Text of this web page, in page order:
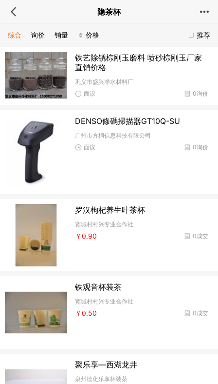
隐茶杯
推荐
综合 询价 销量 价格
铁艺除锈棕刚玉磨料 喷砂棕刚玉厂家
直销价格
巩义市盛兴净水材料厂
0询价
面议
DENSO條碼掃描器GT10Q-SU
广州市方桐信息科技有限公司
0询价
面议
罗汉枸杞养生叶茶杯
宽城村村兴专业合作社
0成交
￥0.90
铁观音杯装茶
宽城村村兴专业合作社
0成交
￥0.50
聚乐享—西湖龙井
泉州德化乐享杯装茶